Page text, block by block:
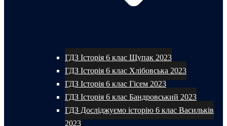
ГДЗ Історія 6 клас Щупак 2023
ГДЗ Історія 6 клас Хлібовська 2023
ГДЗ Історія 6 клас Гісем 2023
ГДЗ Історія 6 клас Бандровський 2023
ГДЗ Досліджуємо історію 6 клас Васильків
2023